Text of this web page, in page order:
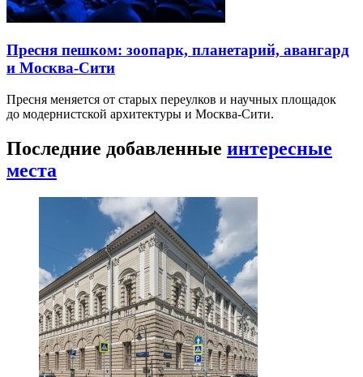
Пресня пешком: зоопарк, планетарий, авангард
и Москва-Сити
Пресня меняется от старых переулков и научных площадок
до модернистской архитектуры и Москва-Сити.
Последние добавленные интересные
места